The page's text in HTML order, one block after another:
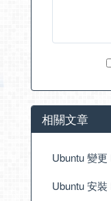
相關文章
Ubuntu 變
Ubuntu 安裝